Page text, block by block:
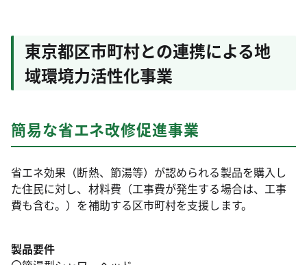
東京都区市町村との連携による地
域環境力活性化事業
簡易な省エネ改修促進事業
省エネ効果（断熱、節湯等）が認められる製品を購入し
た住民に対し、材料費（工事費が発生する場合は、工事
費も含む。）を補助する区市町村を支援します。
製品要件